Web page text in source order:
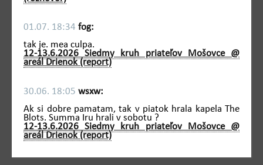
01.07. 18:34 fog:
tak je. mea culpa.
12-13.6.2026 Siedmy kruh priateľov Mošovce @
areál Drienok (report)
30.06. 18:05 wsxw:
Ak si dobre pamatam, tak v piatok hrala kapela The
Blots. Summa Iru hrali v sobotu ?
12-13.6.2026 Siedmy kruh priateľov Mošovce @
areál Drienok (report)